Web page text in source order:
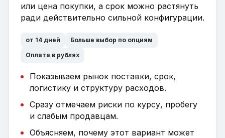
или цена покупки, а срок можно растянуть
ради действительно сильной конфигурации.
от 14 дней
Больше выбор по опциям
Оплата в рублях
Показываем рынок поставки, срок,
логистику и структуру расходов.
Сразу отмечаем риски по курсу, пробегу
и слабым продавцам.
Объясняем, почему этот вариант может